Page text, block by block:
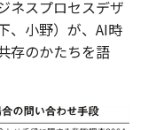
ネスプロセスデザ
、小野）が、AI時
存のかたちを語